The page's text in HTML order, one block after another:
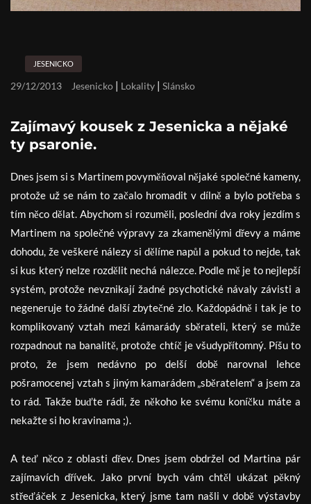
JESENICKO
29/12/2013 Jesenicko | Lokality | Slánsko
Zajímavý kousek z Jesenicka a nějaké
ty psaronie.
Dnes jsem si s Martinem povyměňoval nějaké společné kameny,
protože už se nám to začalo hromadit v dílně a bylo potřeba s
tím něco dělat. Abychom si rozuměli, poslední dva roky jezdím s
Martinem na společné výpravy za zkamenělými dřevy a máme
dohodu, že veškeré nálezy si dělíme napůl a pokud to nejde, tak
si kus který nelze rozdělit nechá nálezce. Podle mě je to nejlepší
systém, protože nevznikají žadné psychotické návaly závisti a
negeneruje to žádné další zbytečné zlo. Každopádně i tak je to
komplikovaný vztah mezi kámarády sběrateli, který se může
rozpadnout na banalitě, protože chtíč je všudypřítomný. Píšu to
proto, že jsem nedávno po delší době narovnal lehce
pošramocenej vztah s jiným kamarádem „sběratelem“ a jsem za
to rád. Takže buďte rádi, že někoho ke svému koníčku máte a
nekažte si ho kravinama ;).
A teď něco z oblasti dřev. Dnes jsem obdržel od Martina pár
zajímavích dřívek. Jako první bych vám chtěl ukázat pěkný
střeďáček z Jesenicka, který jsme tam našli v době výstavby